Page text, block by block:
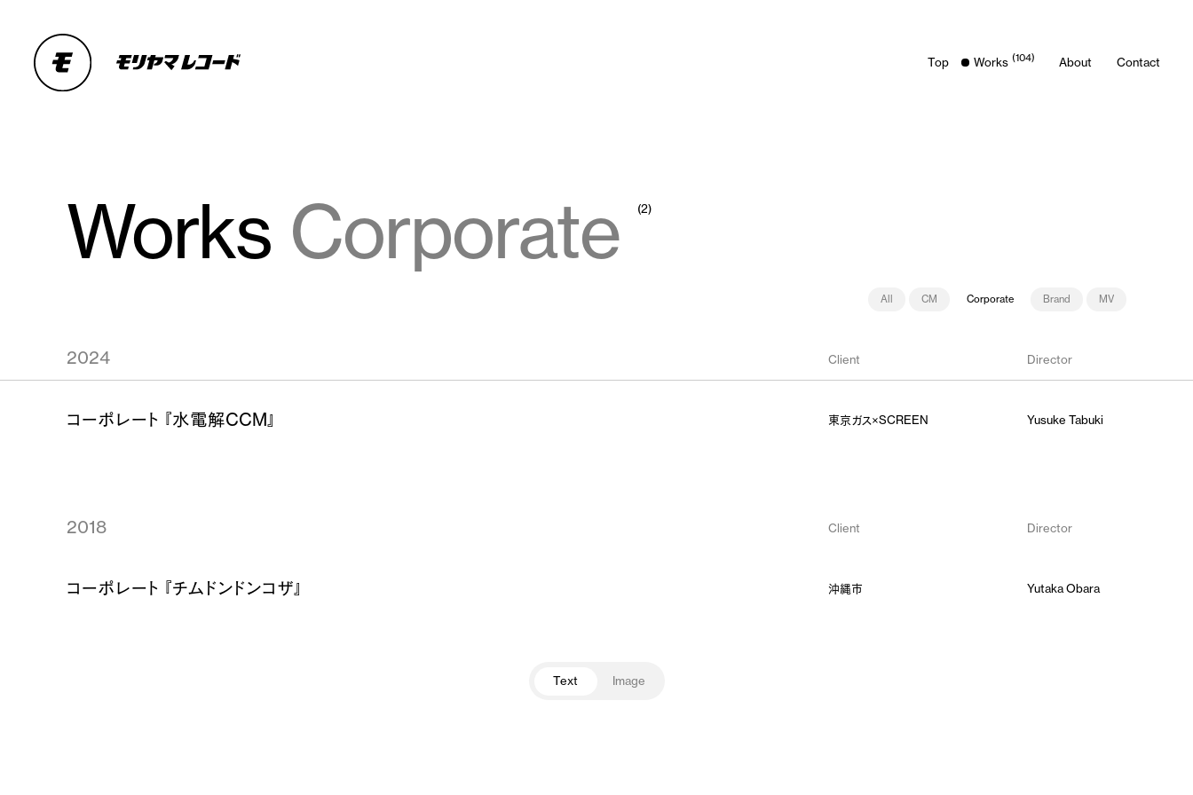
Top Works (104) About Contact
Works Corporate (2)
All CM Corporate Brand MV
2024 Client Director
コーポレート 『水電解CCM』 東京ガス×SCREEN Yusuke Tabuki
2018 Client Director
コーポレート 『チムドンドンコザ』 沖縄市 Yutaka Obara
Text Image